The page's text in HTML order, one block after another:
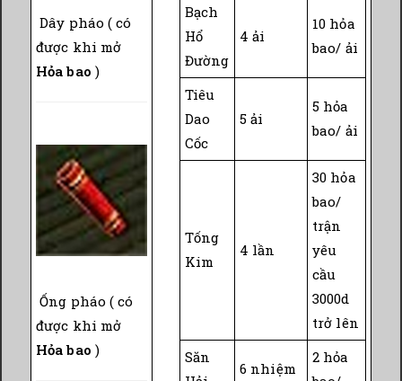
Dây pháo ( có
được khi mở
Hỏa bao )
Ống pháo ( có
được khi mở
Hỏa bao )
Bạch
Hổ
Đường
4 ải
10 hỏa
bao/ ải
Tiêu
Dao
Cốc
5 ải
5 hỏa
bao/ ải
Tống
Kim
4 lần
30 hỏa
bao/
trận
yêu
cầu
3000d
trở lên
Săn
6 nhiệm
2 hỏa